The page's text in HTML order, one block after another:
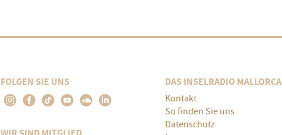
FOLGEN SIE UNS DAS INSELRADIO MALLORCA
Kontakt
So finden Sie uns
Datenschutz